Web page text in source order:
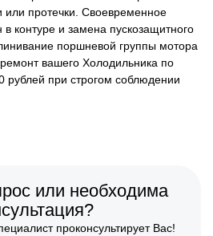
или протечки. Своевременное
контуре и замена пускозащитного
поршневой группы мотора
вашего Холодильника по
рублей при строгом соблюдении
или необходима
проконсультирует Вас!